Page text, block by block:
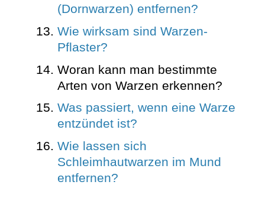
(Dornwarzen) entfernen?
Wie wirksam sind Warzen-
Pflaster?
Woran kann man bestimmte
Arten von Warzen erkennen?
Was passiert, wenn eine Warze
entzündet ist?
Wie lassen sich
Schleimhautwarzen im Mund
entfernen?